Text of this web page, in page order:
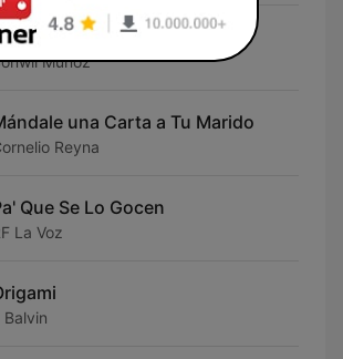
Violín
Muñoz
una Carta a Tu Marido
Reyna
Que Se Lo Gocen
La Voz
Balvin